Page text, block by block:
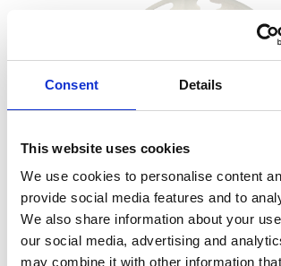
Consent Details
This website uses cookies
We use cookies to personalise content
provide social media features and to
We also share information about your
our social media, advertising and
may combine it with other information